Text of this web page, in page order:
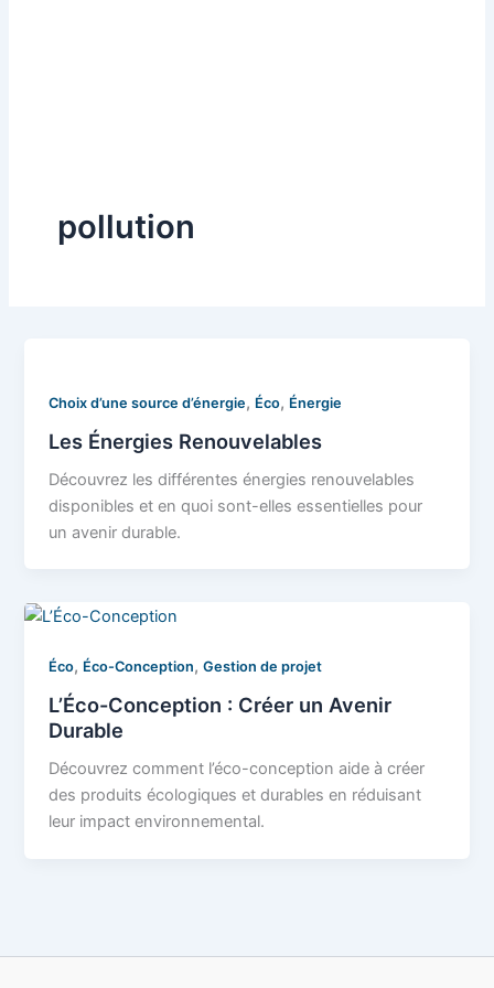
pollution
Choix d’une source d’énergie, Éco, Énergie
Les Énergies Renouvelables
Découvrez les différentes énergies renouvelables
disponibles et en quoi sont-elles essentielles pour
un avenir durable.
Éco, Éco-Conception,Gestion de projet
L’Éco-Conception : Créer un Avenir
Durable
Découvrez comment l’éco-conception aide à créer
des produits écologiques et durables en réduisant
leur impact environnemental.